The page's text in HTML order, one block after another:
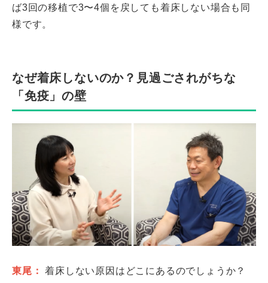
ば3回の移植で3〜4個を戻しても着床しない場合も同
様です。
なぜ着床しないのか？見過ごされがちな
「免疫」の壁
東尾： 着床しない原因はどこにあるのでしょうか？